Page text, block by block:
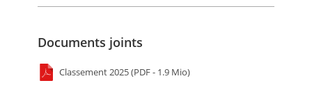
Documents joints
Classement 2025 (PDF - 1.9 Mio)